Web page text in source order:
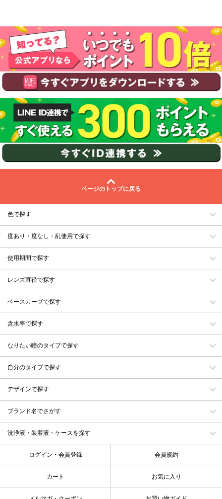
ページのトップに戻る
色で探す
度あり・度なし・乱使用で探す
使用期間で探す
レンズ直径で探す
ベースカーブで探す
含水率で探す
なりたい瞳のタイプで探す
自分のタイプで探す
デザインで探す
ブランド名でさがす
洗浄液・装着液・ケースを探す
ログイン・会員登録 会員規約
カート お気に入り